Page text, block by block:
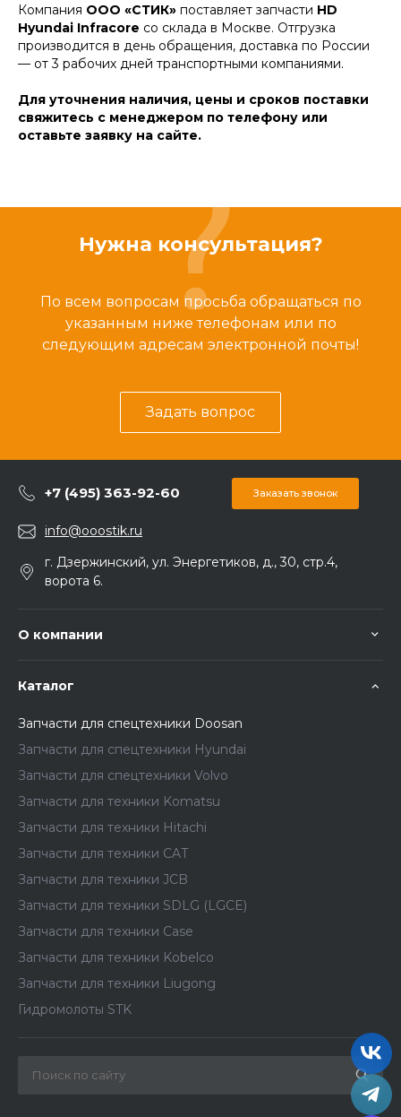
Компания ООО «СТИК» поставляет запчасти HD
Hyundai Infracore со склада в Москве. Отгрузка
производится в день обращения, доставка по России
— от 3 рабочих дней транспортными компаниями.
Для уточнения наличия, цены и сроков поставки
свяжитесь с менеджером по телефону или
оставьте заявку на сайте.
Нужна консультация?
По всем вопросам просьба обращаться по
указанным ниже телефонам или по
следующим адресам электронной почты!
Задать вопрос
+7 (495) 363-92-60 Заказать звонок
info@ooostik.ru
г. Дзержинский, ул. Энергетиков, д., 30, стр.4,
ворота 6.
О компании
Каталог
Запчасти для спецтехники Doosan
Запчасти для спецтехники Hyundai
Запчасти для спецтехники Volvo
Запчасти для техники Komatsu
Запчасти для техники Hitachi
Запчасти для техники CAT
Запчасти для техники JCB
Запчасти для техники SDLG (LGCE)
Запчасти для техники Case
Запчасти для техники Kobelco
Запчасти для техники Liugong
Гидромолоты STK